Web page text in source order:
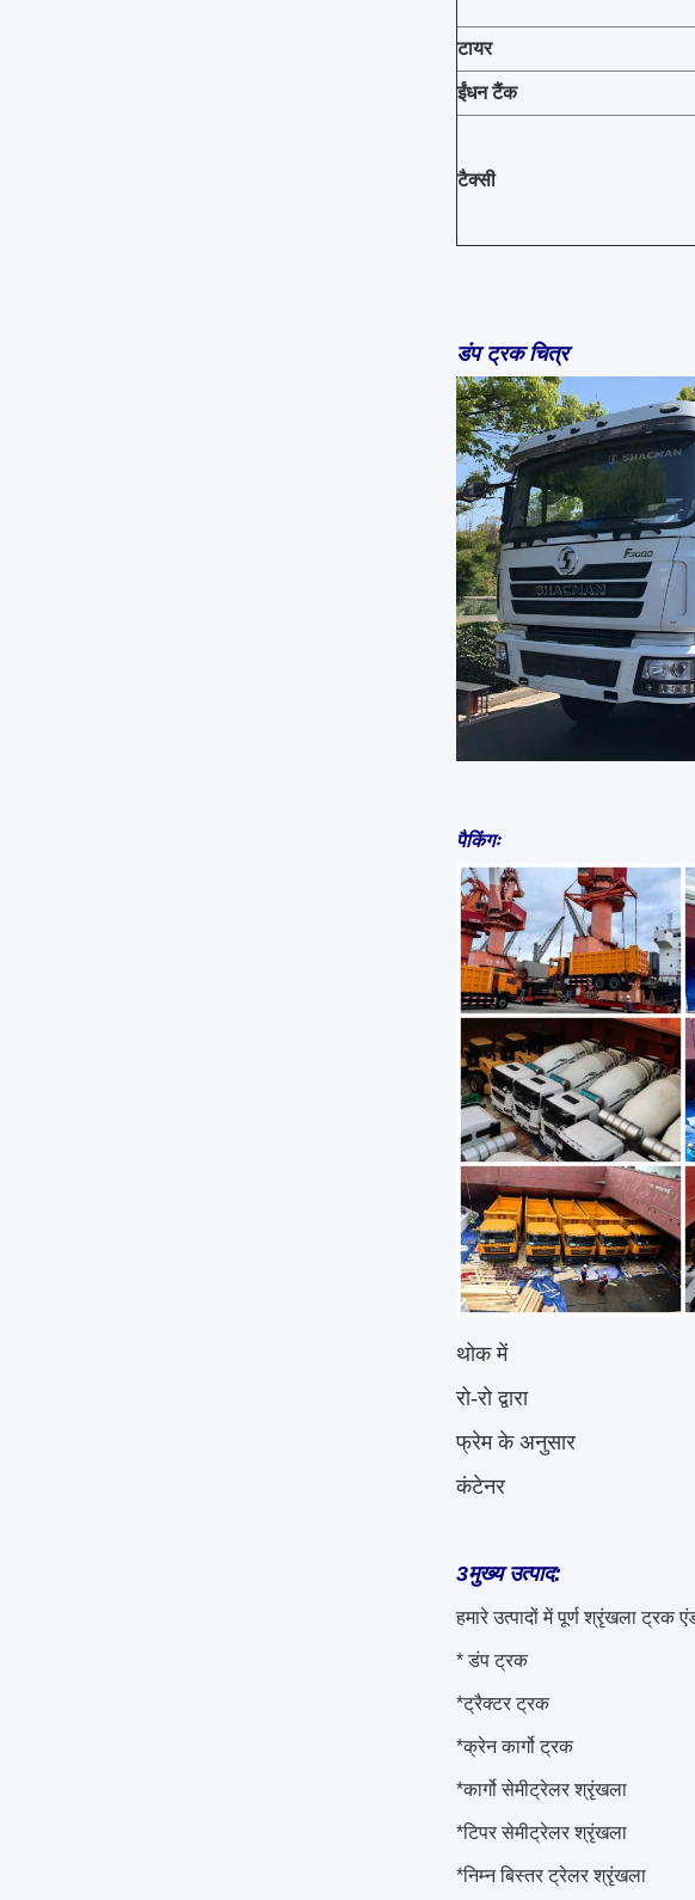
टायर
ईंधन टैंक
टैक्सी
डंप ट्रक चित्र
पैकिंगः
थोक में
रो-रो द्वारा
फ्रेम के अनुसार
कंटेनर
3मुख्य उत्पाद:
हमारे उत्पादों में पूर्ण श्रृंखला ट्रक
* डंप ट्रक
*ट्रैक्टर ट्रक
*क्रेन कार्गो ट्रक
*कार्गो सेमीट्रेलर श्रृंखला
*टिपर सेमीट्रेलर श्रृंखला
*निम्न बिस्तर ट्रेलर श्रृंखला